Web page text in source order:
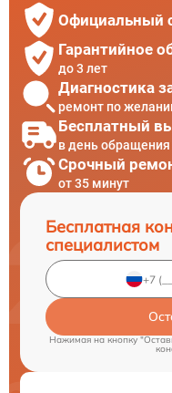
Официальный
Гарантийное
до 3 лет
Диагностика
ремонт по
Бесплатный
в день обращения
Срочный
от 35 минут
Бесплатная
специалистом
Нажимая на кнопку